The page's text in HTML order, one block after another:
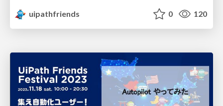
uipathfriends 0 120